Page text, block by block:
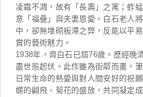
凌霜不凋，故有「長壽」之寓；蚱
意「福疊」與夫妻恩愛。白石老人
中，卻無堆砌板滯之弊，反能以平
賞的藝術魅力。
1938年，齊白石已屆76歲。歷經晚
盡世態起伏。此作雖為街鄰而畫，
日常生命的熱愛與對人間安好的祝
蝶的翩飛、菊花的盛放，共同凝定